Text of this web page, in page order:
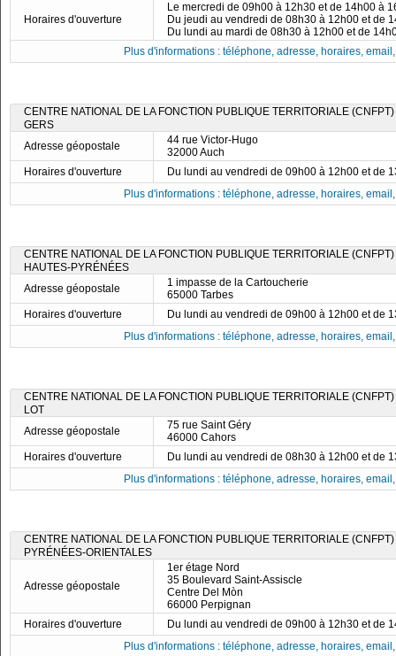
Horaires d'ouverture
Le mercredi de 09h00 à 12h30 et de 14h00 à
Du jeudi au vendredi de 08h30 à 12h00 et de
Du lundi au mardi de 08h30 à 12h00 et de
Plus d'informations : téléphone, adresse, horaires,
CENTRE NATIONAL DE LA FONCTION PUBLIQUE TERRITORIALE
GERS
Adresse géopostale
44 rue Victor-Hugo
32000 Auch
Horaires d'ouverture
Du lundi au vendredi de 09h00 à 12h00 et de
Plus d'informations : téléphone, adresse, horaires,
CENTRE NATIONAL DE LA FONCTION PUBLIQUE TERRITORIALE
HAUTES-PYRÉNÉES
Adresse géopostale
1 impasse de la Cartoucherie
65000 Tarbes
Horaires d'ouverture
Du lundi au vendredi de 09h00 à 12h00 et de
Plus d'informations : téléphone, adresse, horaires,
CENTRE NATIONAL DE LA FONCTION PUBLIQUE TERRITORIALE
LOT
Adresse géopostale
75 rue Saint Géry
46000 Cahors
Horaires d'ouverture
Du lundi au vendredi de 08h30 à 12h00 et de
Plus d'informations : téléphone, adresse, horaires,
CENTRE NATIONAL DE LA FONCTION PUBLIQUE TERRITORIALE
PYRÉNÉES-ORIENTALES
Adresse géopostale
1er étage Nord
35 Boulevard Saint-Assiscle
Centre Del Mòn
66000 Perpignan
Horaires d'ouverture
Du lundi au vendredi de 09h00 à 12h30 et de
Plus d'informations : téléphone, adresse, horaires,